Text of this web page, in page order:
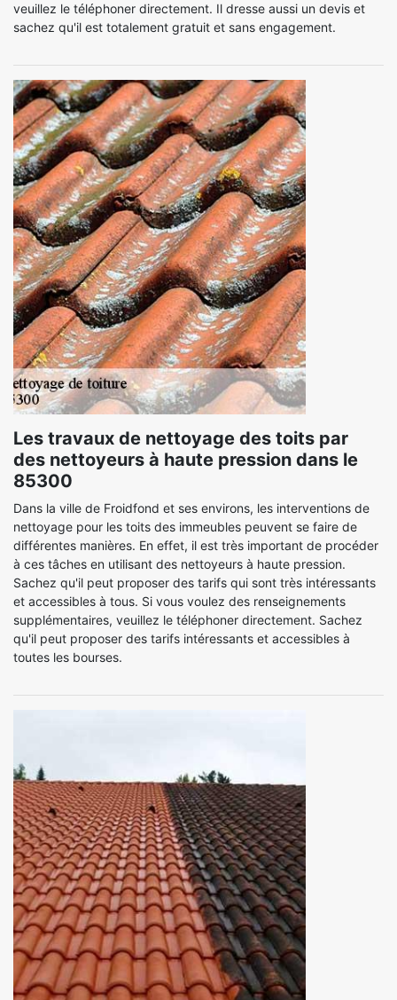
veuillez le téléphoner directement. Il dresse aussi un devis et
sachez qu'il est totalement gratuit et sans engagement.
Les travaux de nettoyage des toits par
des nettoyeurs à haute pression dans le
85300
Dans la ville de Froidfond et ses environs, les interventions de
nettoyage pour les toits des immeubles peuvent se faire de
différentes manières. En effet, il est très important de procéder
à ces tâches en utilisant des nettoyeurs à haute pression.
Sachez qu'il peut proposer des tarifs qui sont très intéressants
et accessibles à tous. Si vous voulez des renseignements
supplémentaires, veuillez le téléphoner directement. Sachez
qu'il peut proposer des tarifs intéressants et accessibles à
toutes les bourses.